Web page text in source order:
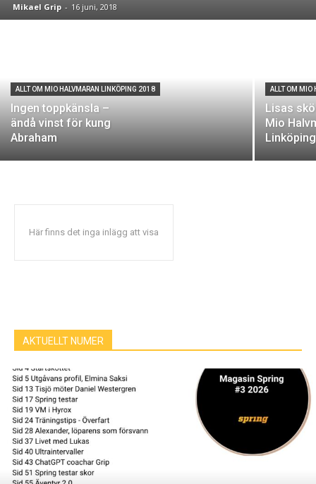
Mikael Grip - 16 juni, 2018
ALLT OM MIO HALVMARAN LINKÖPING 2018
Ingen toppkänsla –
ändå vinst för kung
Abraham
ALLT OM MIO
Lisas
Mio
Linköping
Här finns det inga inlägg att visa
AKTUELLT NUMER